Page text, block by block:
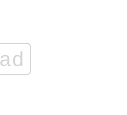
ad